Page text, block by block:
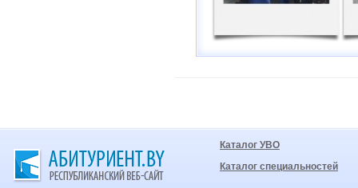
Каталог УВО
Каталог специальностей